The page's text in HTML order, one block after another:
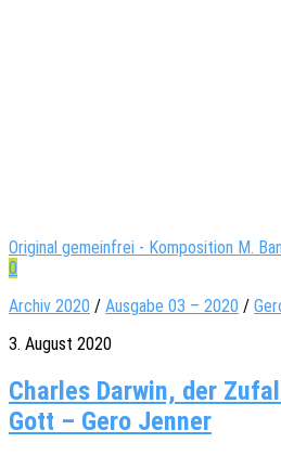
Original gemeinfrei - Komposition M.
0
Archiv 2020 / Ausgabe 03 – 2020 /
3. August 2020
Charles Darwin, der
Gott – Gero Jenner